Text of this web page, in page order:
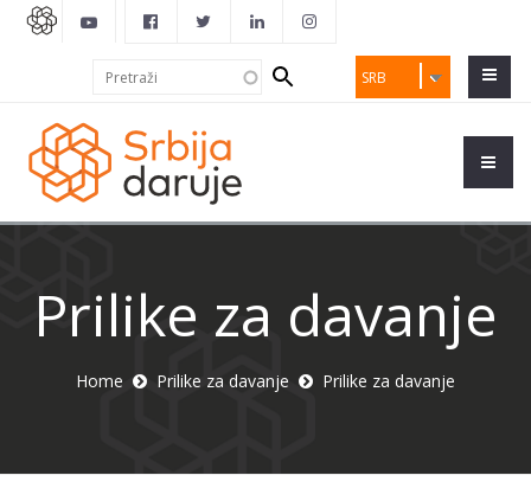
SRB
Search
form
Prilike za davanje
Home Prilike za davanje Prilike za davanje